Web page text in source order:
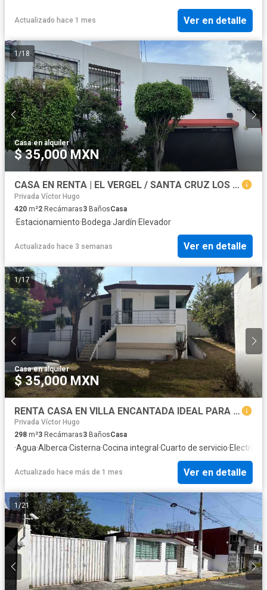
Actualizado hace 1 mes Ver en detalle
1 /18
Casa·en alquiler
$ 35,000 MXN
CASA EN RENTA | EL VERGEL / SANTA CRUZ LOS ÁNGELES.PUEBLA
Privada Víctor Hugo
420 m²2 Recámaras3 BañosCasa
·Estacionamiento·Bodega·Jardín·Elevador
Actualizado hace 3 semanas Ver en detalle
1/17
Casa·en alquiler
$ 35,000 MXN
RENTA CASA EN VILLA ENCANTADA IDEAL PARA OFICINAS, ESCUELAS O HABITAR
Privada Víctor Hugo
298 m²3 Recámaras3 BañosCasa
·Agua·Alberca·Cisterna·Cocina integral ·Cuarto de servicio·
Actualizado hace más de 1 mes Ver en detalle
1/21